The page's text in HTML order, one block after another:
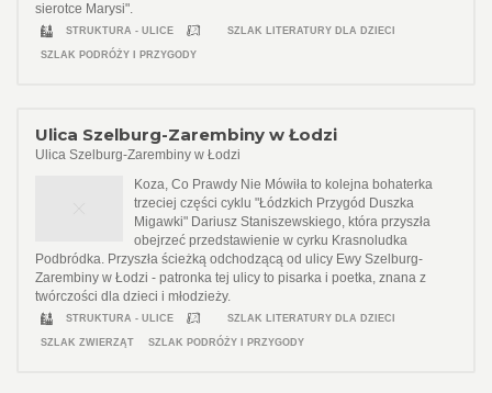
sierotce Marysi".
STRUKTURA - ULICE SZLAK LITERATURY DLA DZIECI
SZLAK PODRÓŻY I PRZYGODY
Ulica Szelburg-Zarembiny w Łodzi
Ulica Szelburg-Zarembiny w Łodzi
Koza, Co Prawdy Nie Mówiła to kolejna bohaterka
trzeciej części cyklu "Łódzkich Przygód Duszka
Migawki" Dariusz Staniszewskiego, która przyszła
obejrzeć przedstawienie w cyrku Krasnoludka
Podbródka. Przyszła ścieżką odchodzącą od ulicy Ewy Szelburg-
Zarembiny w Łodzi - patronka tej ulicy to pisarka i poetka, znana z
twórczości dla dzieci i młodzieży.
STRUKTURA - ULICE SZLAK LITERATURY DLA DZIECI
SZLAK ZWIERZĄT SZLAK PODRÓŻY I PRZYGODY